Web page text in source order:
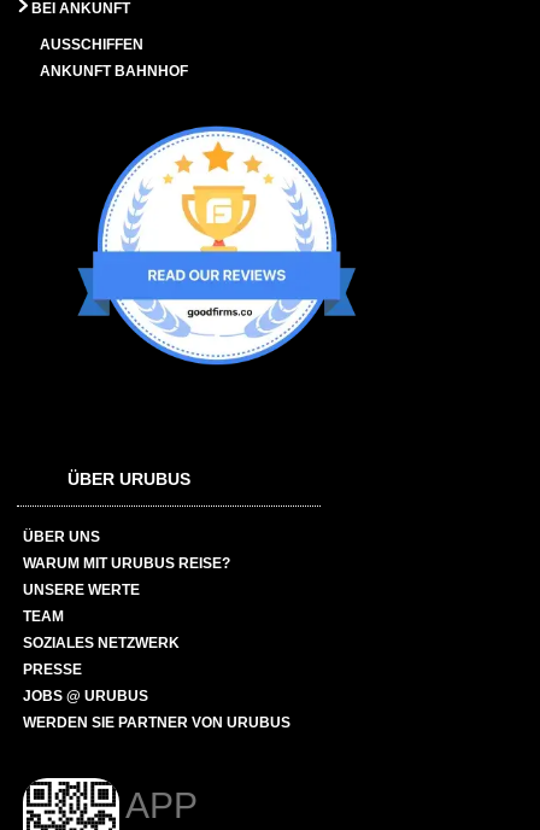
BEI ANKUNFT
AUSSCHIFFEN
ANKUNFT BAHNHOF
ÜBER URUBUS
ÜBER UNS
WARUM MIT URUBUS REISE?
UNSERE WERTE
TEAM
SOZIALES NETZWERK
PRESSE
JOBS @ URUBUS
WERDEN SIE PARTNER VON URUBUS
APP